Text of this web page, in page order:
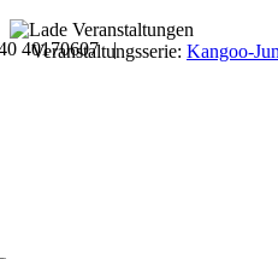
Skip
to 40170607 |
Veranstaltungsdetails
Veranstaltungsserie: Kangoo-